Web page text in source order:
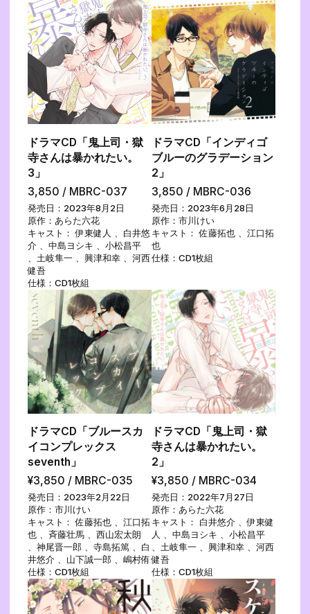
ドラマCD「鬼上司・獄
寺さんは暴かれたい。
3」
3,850 / MBRC-037
発売日：2023年8月2日
原作：あらた六花
キャスト： 伊東健人 、白井悠
介 、中島ヨシキ 、小松昌平
、土岐隼一 、興津和幸 、河西
健吾
仕様：CD1枚組
ドラマCD「インディゴ
ブルーのグラデーション
2」
3,850 / MBRC-036
発売日：2023年6月28日
原作：市川けい
キャスト： 佐藤拓也 、江口拓
也
仕様：CD1枚組
ドラマCD「ブルースカ
イコンプレックス
seventh」
¥3,850 / MBRC-035
発売日：2023年2月22日
原作：市川けい
キャスト： 佐藤拓也 、江口拓
也 、斉藤壮馬 、西山宏太朗
、神尾晋一郎 、寺島拓篤 、白
井悠介 、山下誠一郎 、嶋村侑
仕様：CD1枚組
ドラマCD「鬼上司・獄
寺さんは暴かれたい。
2」
¥3,850 / MBRC-034
発売日：2022年7月27日
原作：あらた六花
キャスト： 白井悠介 、伊東健
人 、中島ヨシキ 、小松昌平
、土岐隼一 、興津和幸 、河西
健吾
仕様：CD1枚組